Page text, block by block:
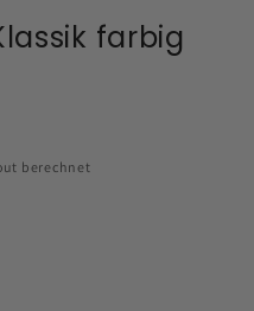
farbig
berechnet